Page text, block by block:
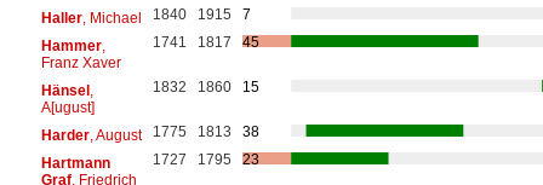
Haller, Michael 1840 1915
7
Hammer,
Franz Xaver
1741 1817 45
Hänsel,
A[ugust]
1832 1860 15
Harder, August 1775 1813
38
Hartmann
Graf, Friedrich
1727 1795 23